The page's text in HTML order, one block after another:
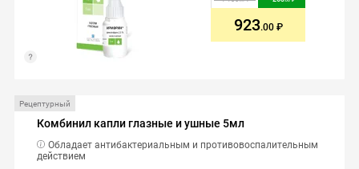
923.00
Рецептурный
Комбинил капли глазные и ушные 5мл
Обладает антибактериальным и противовоспалительным
действием